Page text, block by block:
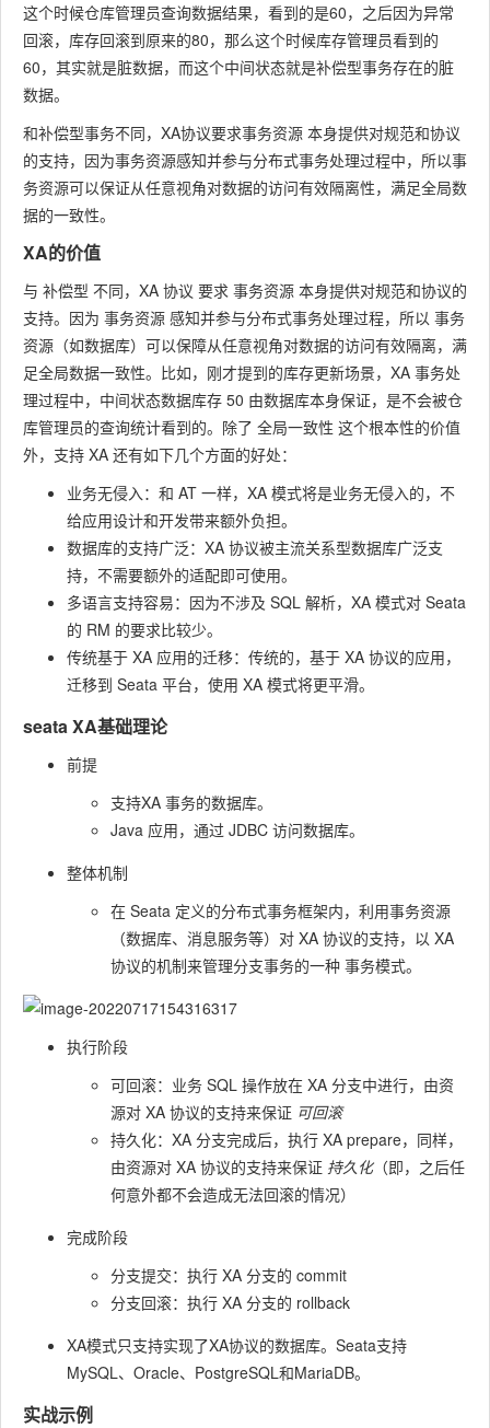
这个时候仓库管理员查询数据结果，看到的是60，之后因为异常
回滚，库存回滚到原来的80，那么这个时候库存管理员看到的
60，其实就是脏数据，而这个中间状态就是补偿型事务存在的脏
数据。
和补偿型事务不同，XA协议要求事务资源 本身提供对规范和协议
的支持，因为事务资源感知并参与分布式事务处理过程中，所以事
务资源可以保证从任意视角对数据的访问有效隔离性，满足全局数
据的一致性。
XA的价值
与 补偿型 不同，XA 协议 要求 事务资源 本身提供对规范和协议的
支持。因为 事务资源 感知并参与分布式事务处理过程，所以 事务
资源（如数据库）可以保障从任意视角对数据的访问有效隔离，满
足全局数据一致性。比如，刚才提到的库存更新场景，XA 事务处
理过程中，中间状态数据库存 50 由数据库本身保证，是不会被仓
库管理员的查询统计看到的。除了 全局一致性 这个根本性的价值
外，支持 XA 还有如下几个方面的好处：
业务无侵入：和 AT 一样，XA 模式将是业务无侵入的，不
给应用设计和开发带来额外负担。
数据库的支持广泛：XA 协议被主流关系型数据库广泛支
持，不需要额外的适配即可使用。
多语言支持容易：因为不涉及 SQL 解析，XA 模式对 Seata
的 RM 的要求比较少。
传统基于 XA 应用的迁移：传统的，基于 XA 协议的应用，
迁移到 Seata 平台，使用 XA 模式将更平滑。
seata XA基础理论
前提
支持XA 事务的数据库。
Java 应用，通过 JDBC 访问数据库。
整体机制
在 Seata 定义的分布式事务框架内，利用事务资源
（数据库、消息服务等）对 XA 协议的支持，以 XA
协议的机制来管理分支事务的一种 事务模式。
执行阶段
可回滚：业务 SQL 操作放在 XA 分支中进行，由资
源对 XA 协议的支持来保证 可回滚
持久化：XA 分支完成后，执行 XA prepare，同样，
由资源对 XA 协议的支持来保证 持久化（即，之后任
何意外都不会造成无法回滚的情况）
完成阶段
分支提交：执行 XA 分支的 commit
分支回滚：执行 XA 分支的 rollback
XA模式只支持实现了XA协议的数据库。Seata支持
MySQL、Oracle、PostgreSQL和MariaDB。
实战示例